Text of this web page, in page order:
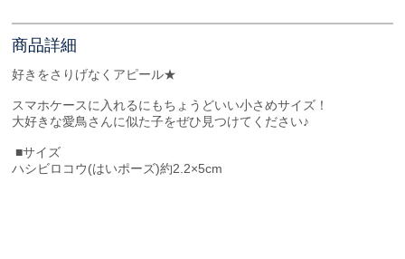
商品詳細
好きをさりげなくアピール★
スマホケースに入れるにもちょうどいい小さめサイズ！
大好きな愛鳥さんに似た子をぜひ見つけてください♪
■サイズ
ハシビロコウ(はいポーズ)約2.2×5cm